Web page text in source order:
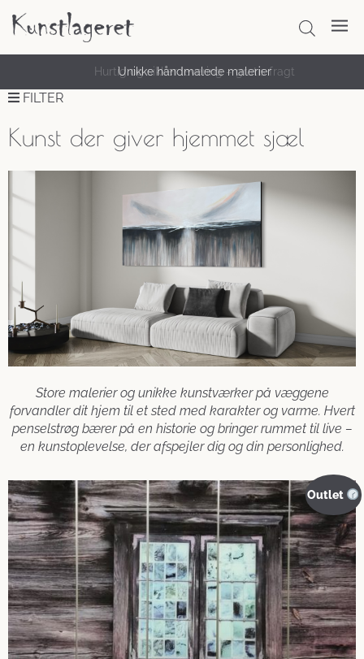
Unikke håndmalede malerier
Hurtig og sikker levering – gratis fragt
FILTER
Kunst der giver hjemmet sjæl
Store malerier og unikke kunstværker på væggene
forvandler dit hjem til et sted med karakter og varme. Hvert
penselstrøg bærer på en historie og bringer rummet til live –
en kunstoplevelse, der afspejler dig og din personlighed.
Outlet